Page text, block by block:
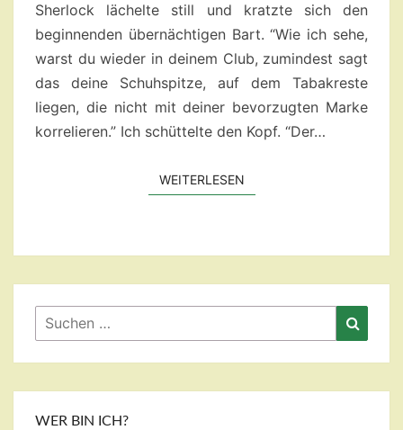
Sherlock lächelte still und kratzte sich den
beginnenden übernächtigen Bart. “Wie ich sehe,
warst du wieder in deinem Club, zumindest sagt
das deine Schuhspitze, auf dem Tabakreste
liegen, die nicht mit deiner bevorzugten Marke
korrelieren.” Ich schüttelte den Kopf. “Der…
WEITERLESENWEITERLESEN
Suchen
nach:
WER BIN ICH?